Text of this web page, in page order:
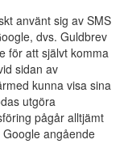
använt sig av SMS
dvs. Guldbrev
för att självt komma
sidan av
kunna visa sina
utgöra
pågår alltjämt
angående